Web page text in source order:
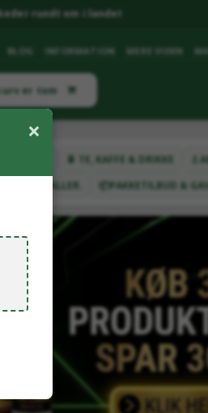
rundt om i landet
BLOG INFORMATION MERE VIDEN
er tom
🍵 TE, KAFFE & DRIKKE
& KRYSTALLER. 📦PAKKETILBUD &
×